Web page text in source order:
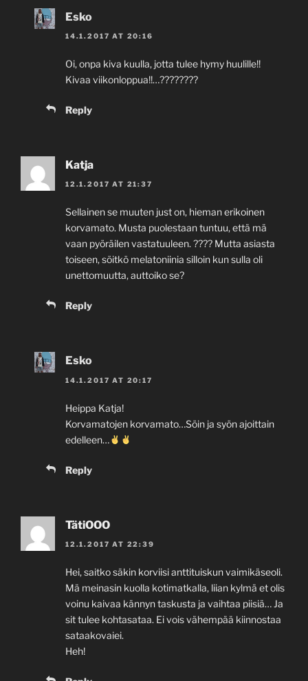
Esko
14.1.2017 AT 20:16
Oi, onpa kiva kuulla, jotta tulee hymy huulille!!
Kivaa viikonloppua!!…????????
Reply
Katja
12.1.2017 AT 21:37
Sellainen se muuten just on, hieman erikoinen
korvamato. Musta puolestaan tuntuu, että mä
vaan pyöräilen vastatuuleen. ???? Mutta asiasta
toiseen, söitkö melatoniinia silloin kun sulla oli
unettomuutta, auttoiko se?
Reply
Esko
14.1.2017 AT 20:17
Heippa Katja!
Korvamatojen korvamato…Söin ja syön ajoittain
edelleen…
Reply
TätiOOO
12.1.2017 AT 22:39
Hei, saitko säkin korviisi anttituiskun vaimikäseoli.
Mä meinasin kuolla kotimatkalla, liian kylmä et olis
voinu kaivaa kännyn taskusta ja vaihtaa piisiä… Ja
sit tulee kohtasataa. Ei vois vähempää kiinnostaa
sataakovaiei.
Heh!